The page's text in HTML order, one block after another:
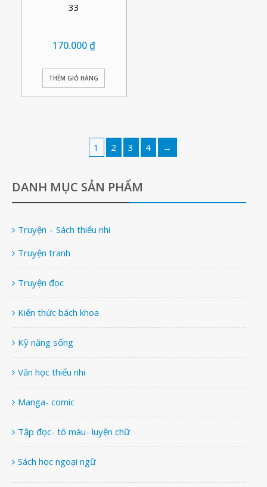
33
170.000₫
THÊM GIỎ HÀNG
1 2 3 4 →
DANH MỤC SẢN PHẨM
Truyện – Sách thiếu nhi
Truyện tranh
Truyện đọc
Kiến thức bách khoa
Kỹ năng sống
Văn học thiếu nhi
Manga- comic
Tập đọc- tô màu- luyện chữ
Sách học ngoại ngữ